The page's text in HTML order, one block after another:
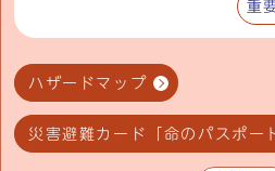
重
ハザードマップ
災害避難カード「命のパスポー